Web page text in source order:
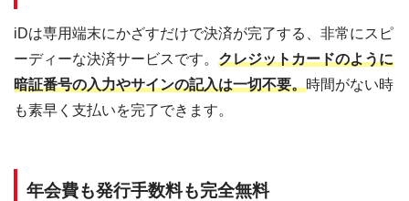
iDは専用端末にかざすだけで決済が完了する、非常にスピ
ーディーな決済サービスです。 クレジットカードのように
暗証番号の入力やサインの記入は一切不要。時間がない時
も素早く支払いを完了できます。
年会費も発行手数料も完全無料